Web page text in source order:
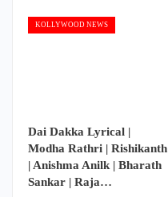
KOLLYWOOD NEWS
Dai Dakka Lyrical |
Modha Rathri | Rishikanth
| Anishma Anilk | Bharath
Sankar | Raja…